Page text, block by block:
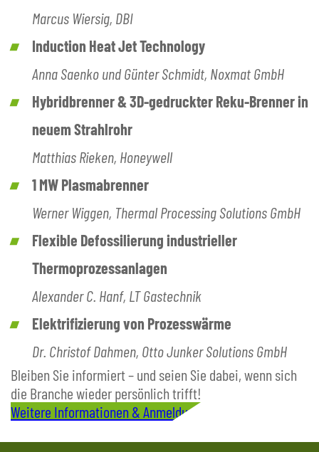
Marcus Wiersig, DBI
Induction Heat Jet Technology
Anna Saenko und Günter Schmidt, Noxmat GmbH
Hybridbrenner & 3D-gedruckter Reku-Brenner in
neuem Strahlrohr
Matthias Rieken, Honeywell
1 MW Plasmabrenner
Werner Wiggen, Thermal Processing Solutions GmbH
Flexible Defossilierung industrieller
Thermoprozessanlagen
Alexander C. Hanf, LT Gastechnik
Elektrifizierung von Prozesswärme
Dr. Christof Dahmen, Otto Junker Solutions GmbH
Bleiben Sie informiert – und seien Sie dabei, wenn sich
die Branche wieder persönlich trifft!
Weitere Informationen & Anmeldung